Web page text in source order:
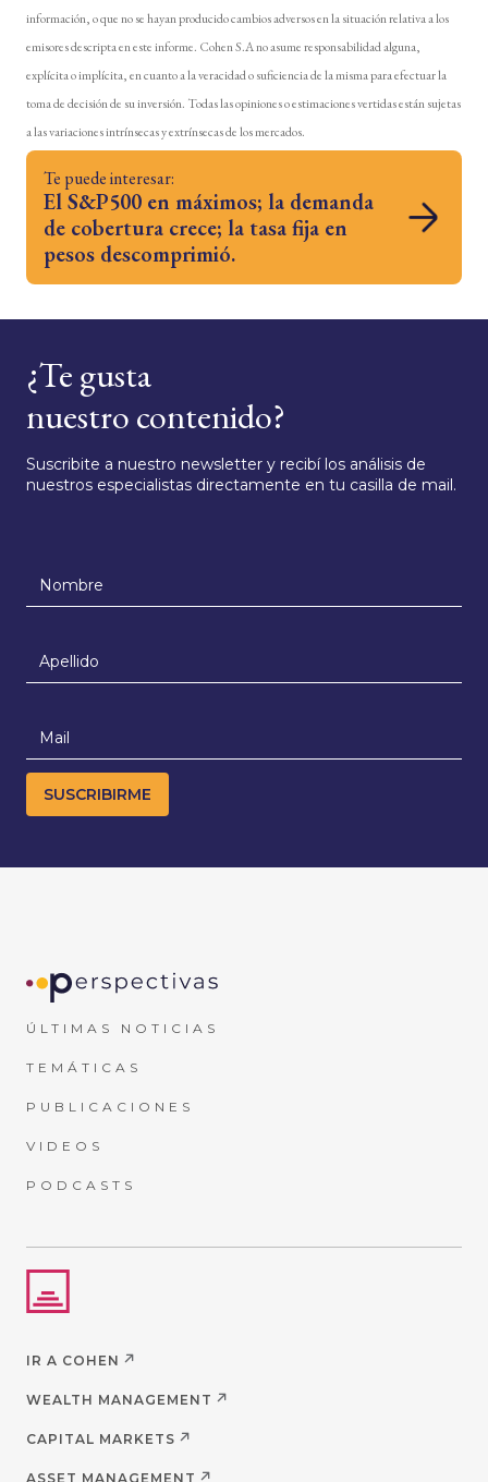
información, o que no se hayan producido cambios adversos en la situación relativa a los
emisores descripta en este informe. Cohen S.A no asume responsabilidad alguna,
explícita o implícita, en cuanto a la veracidad o suficiencia de la misma para efectuar la
toma de decisión de su inversión. Todas las opiniones o estimaciones vertidas están sujetas
a las variaciones intrínsecas y extrínsecas de los mercados.
Te puede interesar:
El S&P500 en máximos; la demanda
de cobertura crece; la tasa fija en
pesos descomprimió.
¿Te gusta
nuestro contenido?
Suscribite a nuestro newsletter y recibí los análisis de
nuestros especialistas directamente en tu casilla de mail.
ÚLTIMAS NOTICIAS
TEMÁTICAS
PUBLICACIONES
VIDEOS
PODCASTS
IR A COHEN
WEALTH MANAGEMENT
CAPITAL MARKETS
ASSET MANAGEMENT